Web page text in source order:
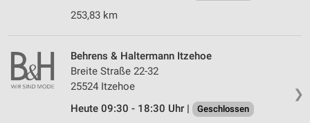
253,83 km
❯
Behrens & Haltermann Itzehoe
Breite Straße 22-32
25524 Itzehoe
Heute 09:30 - 18:30 Uhr |
Geschlossen